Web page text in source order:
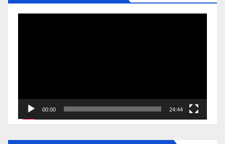
00:00 24:44